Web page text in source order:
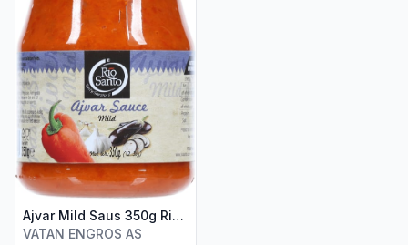
Ajvar Mild Saus 350g Rio Santo
VATAN ENGROS AS